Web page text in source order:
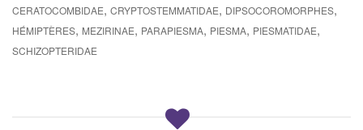
CERATOCOMBIDAE, CRYPTOSTEMMATIDAE, DIPSOCOROMORPHES,
HÉMIPTÈRES, MEZIRINAE, PARAPIESMA, PIESMA, PIESMATIDAE,
SCHIZOPTERIDAE